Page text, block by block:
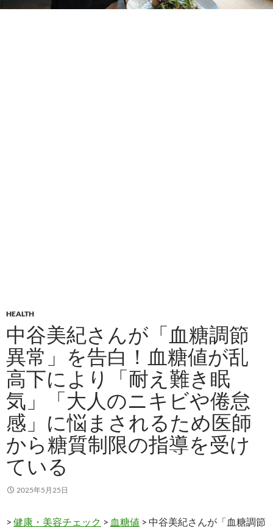
HEALTH
中谷美紀さんが「血糖調節
異常」を告白！血糖値が乱
高下により「耐え難き眠
気」「大人のニキビや倦怠
感」に悩まされるため医師
から糖質制限の指導を受け
ている
2025年5月25日
> 健康・美容チェック > 血糖値 > 中谷美紀さんが「血糖調節